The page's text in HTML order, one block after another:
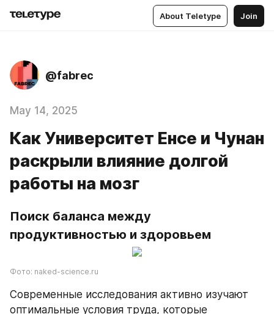
About Teletype Join
@fabrec
May 14, 2025
Как Университет Енсе и Чунан
раскрыли влияние долгой
работы на мозг
Поиск баланса между
продуктивностью и здоровьем
Фото: naked-science.ru
Современные исследования активно изучают
оптимальные условия труда, которые